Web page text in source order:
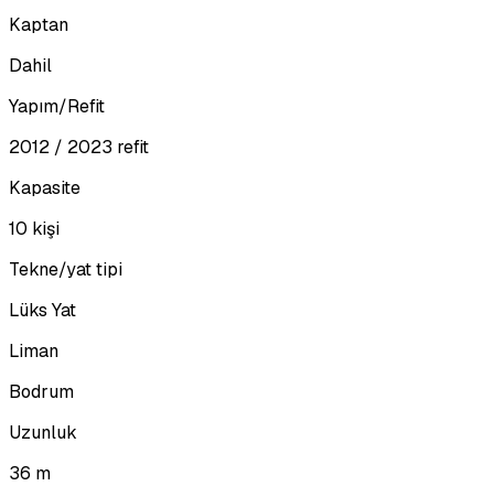
Kaptan
Dahil
Yapım/Refit
2012 / 2023 refit
Kapasite
10 kişi
Tekne/yat tipi
Lüks Yat
Liman
Bodrum
Uzunluk
36 m